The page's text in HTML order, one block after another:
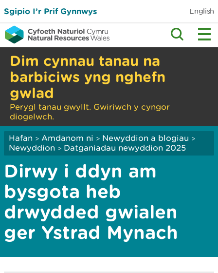
Sgipio I’r Prif Gynnwys English
Dim cynnau tanau na
barbiciws yng nghefn
gwlad
Perygl tanau gwyllt. Gwiriwch y cyngor
diogelwch.
Hafan > Amdanom ni > Newyddion a blogiau >
Newyddion > Datganiadau newyddion 2025
Dirwy i ddyn am
bysgota heb
drwydded gwialen
ger Ystrad Mynach